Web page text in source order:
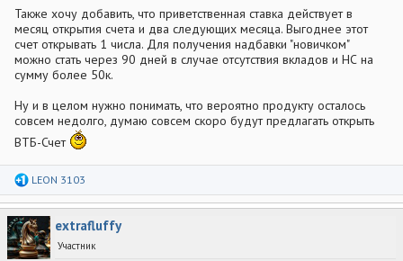
Также хочу добавить, что приветственная ставка действует в
месяц открытия счета и два следующих месяца. Выгоднее этот
счет открывать 1 числа. Для получения надбавки "новичком"
можно стать через 90 дней в случае отсутствия вкладов и НС на
сумму более 50к.
Ну и в целом нужно понимать, что вероятно продукту осталось
совсем недолго, думаю совсем скоро будут предлагать открыть
ВТБ-Счет
Р
а
к
ц
и
и
LEON 3103
extrafluffy
Участник